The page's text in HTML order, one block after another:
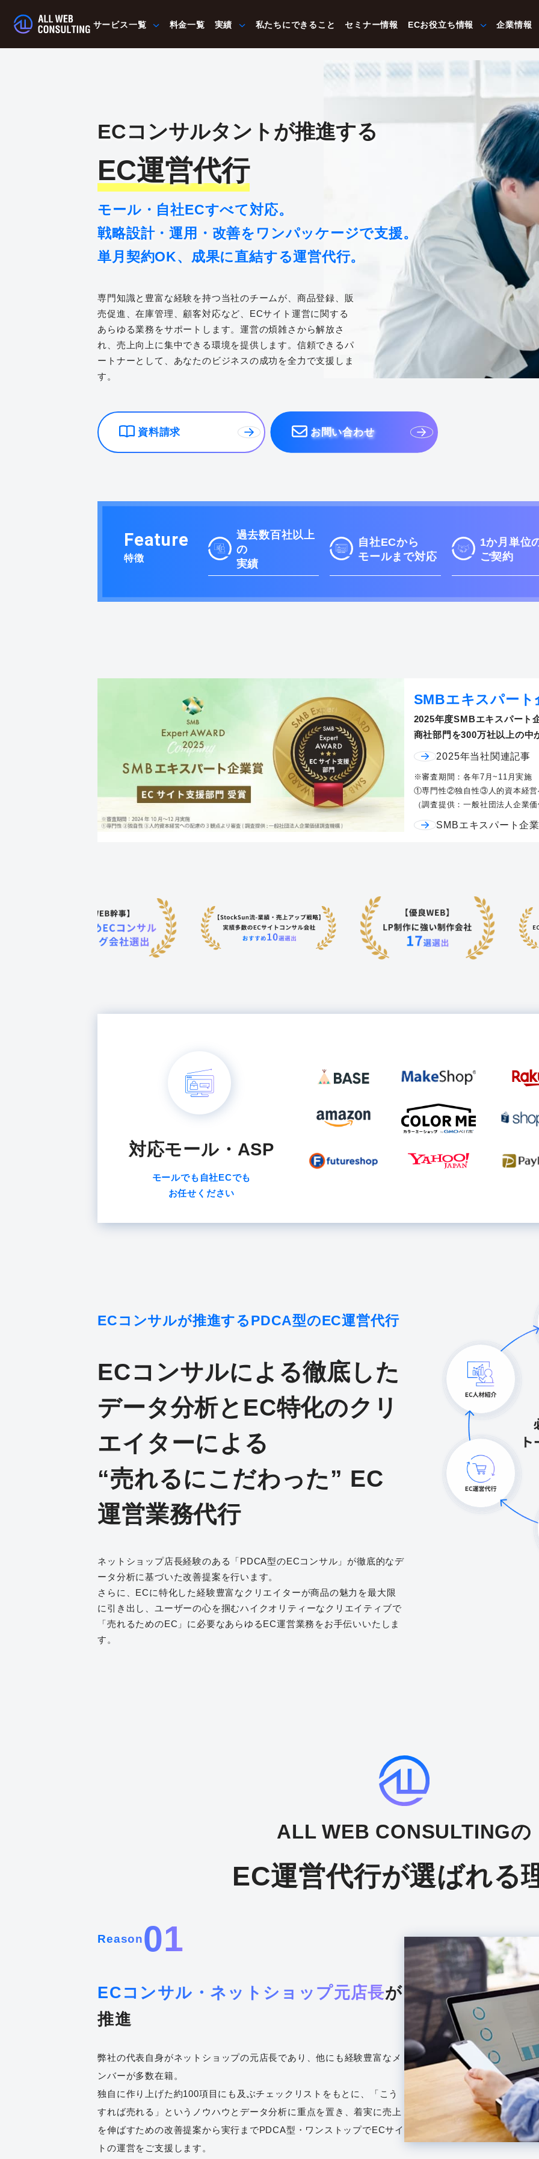
サービス一覧 料金一覧 実績 私たちにできること セミナー情報 ECお役立ち情報 企業情報
ECコンサルタントが推進する
EC運営代行
モール・自社ECすべて対応。
戦略設計・運用・改善をワンパッケージで支援。
単月契約OK、成果に直結する運営代行。
専門知識と豊富な経験を持つ当社のチームが、商品登録、販
売促進、在庫管理、顧客対応など、ECサイト運営に関する
あらゆる業務をサポートします。運営の煩雑さから解放さ
れ、売上向上に集中できる環境を提供します。信頼できるパ
ートナーとして、あなたのビジネスの成功を全力で支援しま
す。
資料請求 お問い合わせ
Feature
特徴
過去数百社以上
の
実績
自社ECから
モールまで対応
1か月単位
ご契約
SMBエキスパート
2025年度SMBエキスパート
商社部門を300万社以上の中
2025年当社関連記事
※審査期間：各年7月~11月実施
①専門性②独自性③人的資本経営
（調査提供：一般社団法人企業
SMBエキスパート企
対応モール・ASP
モールでも自社ECでも
お任せください
ECコンサルが推進するPDCA型のEC運営代行
ECコンサルによる徹底した
データ分析とEC特化のクリ
エイターによる
“売れるにこだわった” EC
運営業務代行
ネットショップ店長経験のある「PDCA型のECコンサル」が徹底的なデ
ータ分析に基づいた改善提案を行います。
さらに、ECに特化した経験豊富なクリエイターが商品の魅力を最大限
に引き出し、ユーザーの心を掴むハイクオリティーなクリエイティブで
「売れるためのEC」に必要なあらゆるEC運営業務をお手伝いいたしま
す。
ALL WEB CONSULTINGの
EC運営代行が選ばれる
Reason01
ECコンサル・ネットショップ元店長が
推進
弊社の代表自身がネットショップの元店長であり、他にも経験豊富なメ
ンバーが多数在籍。
独自に作り上げた約100項目にも及ぶチェックリストをもとに、「こう
すれば売れる」というノウハウとデータ分析に重点を置き、着実に売上
を伸ばすための改善提案から実行までPDCA型・ワンストップでECサイ
トの運営をご支援します。